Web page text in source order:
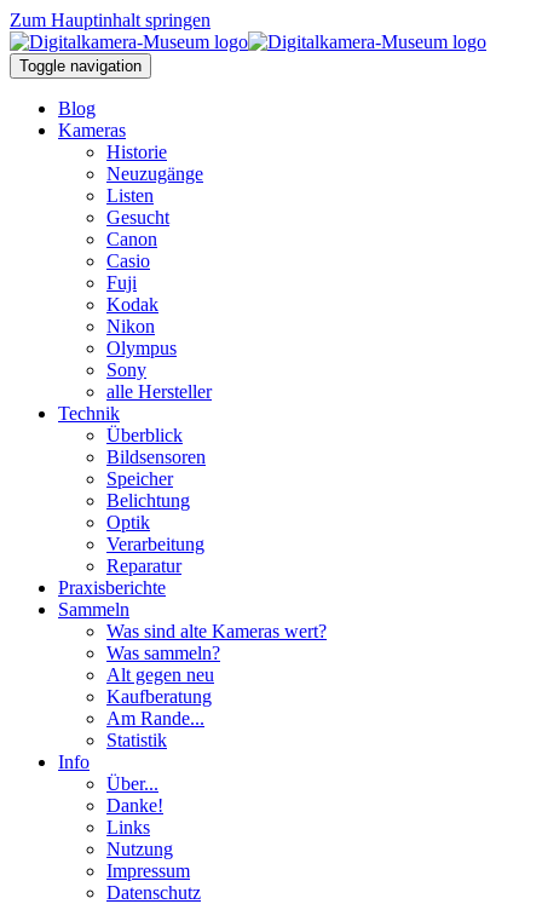
Zum Hauptinhalt springen
Toggle navigation
Blog
Kameras
Historie
Neuzugänge
Listen
Gesucht
Canon
Casio
Fuji
Kodak
Nikon
Olympus
Sony
alle Hersteller
Technik
Überblick
Bildsensoren
Speicher
Belichtung
Optik
Verarbeitung
Reparatur
Praxisberichte
Sammeln
Was sind alte Kameras wert?
Was sammeln?
Alt gegen neu
Kaufberatung
Am Rande...
Statistik
Info
Über...
Danke!
Links
Nutzung
Impressum
Datenschutz